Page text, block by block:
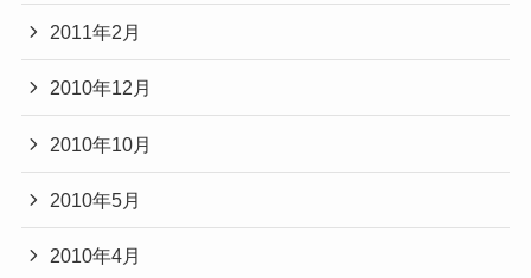
2011年2月
2010年12月
2010年10月
2010年5月
2010年4月